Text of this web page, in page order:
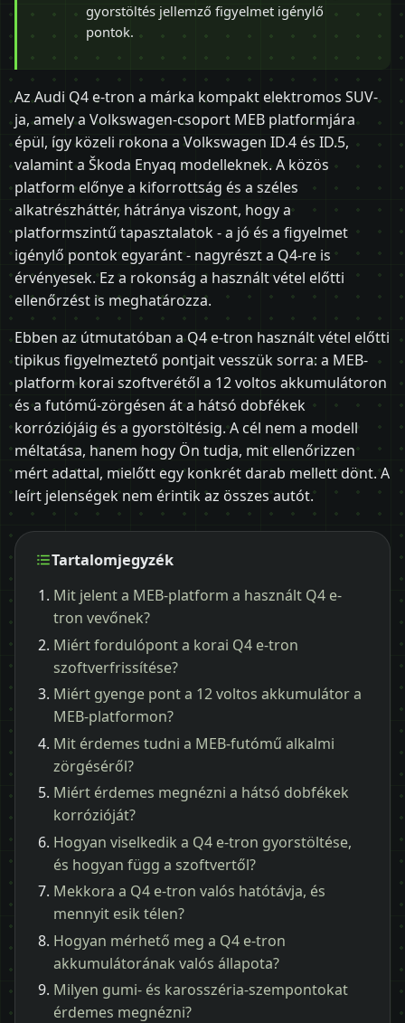
gyorstöltés jellemző figyelmet igénylő
pontok.
Az Audi Q4 e-tron a márka kompakt elektromos SUV-
ja, amely a Volkswagen-csoport MEB platformjára
épül, így közeli rokona a Volkswagen ID.4 és ID.5,
valamint a Škoda Enyaq modelleknek. A közös
platform előnye a kiforrottság és a széles
alkatrészháttér, hátránya viszont, hogy a
platformszintű tapasztalatok - a jó és a figyelmet
igénylő pontok egyaránt - nagyrészt a Q4-re is
érvényesek. Ez a rokonság a használt vétel előtti
ellenőrzést is meghatározza.
Ebben az útmutatóban a Q4 e-tron használt vétel előtti
tipikus figyelmeztető pontjait vesszük sorra: a MEB-
platform korai szoftverétől a 12 voltos akkumulátoron
és a futómű-zörgésen át a hátsó dobfékek
korróziójáig és a gyorstöltésig. A cél nem a modell
méltatása, hanem hogy Ön tudja, mit ellenőrizzen
mért adattal, mielőtt egy konkrét darab mellett dönt. A
leírt jelenségek nem érintik az összes autót.
Tartalomjegyzék
Mit jelent a MEB-platform a használt Q4 e-
tron vevőnek?
Miért fordulópont a korai Q4 e-tron
szoftverfrissítése?
Miért gyenge pont a 12 voltos akkumulátor a
MEB-platformon?
Mit érdemes tudni a MEB-futómű alkalmi
zörgéséről?
Miért érdemes megnézni a hátsó dobfékek
korrózióját?
Hogyan viselkedik a Q4 e-tron gyorstöltése,
és hogyan függ a szoftvertől?
Mekkora a Q4 e-tron valós hatótávja, és
mennyit esik télen?
Hogyan mérhető meg a Q4 e-tron
akkumulátorának valós állapota?
Milyen gumi- és karosszéria-szempontokat
érdemes megnézni?